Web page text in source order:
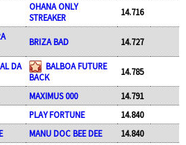
OHANA ONLY
STREAKER
14.716
BRIZA BAD 14.727
DA
BALBOA FUTURE
BACK
14.785
MAXIMUS 000
14.791
PLAY FORTUNE
14.840
MANU DOC BEE DEE
14.840